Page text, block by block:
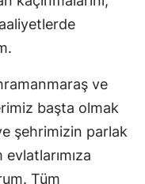
ve
başta olmak
şehrimizin parlak
Tüm